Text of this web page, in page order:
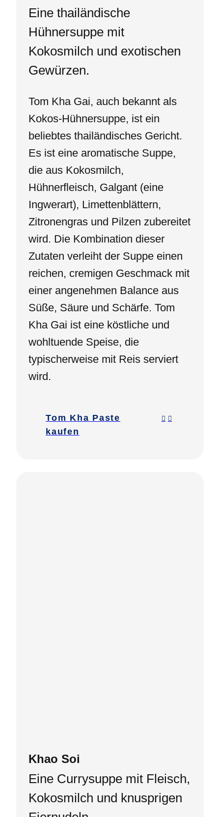
Eine thailändische
Hühnersuppe mit
Kokosmilch und exotischen
Gewürzen.
Tom Kha Gai, auch bekannt als
Kokos-Hühnersuppe, ist ein
beliebtes thailändisches Gericht.
Es ist eine aromatische Suppe,
die aus Kokosmilch,
Hühnerfleisch, Galgant (eine
Ingwerart), Limettenblättern,
Zitronengras und Pilzen zubereitet
wird. Die Kombination dieser
Zutaten verleiht der Suppe einen
reichen, cremigen Geschmack mit
einer angenehmen Balance aus
Süße, Säure und Schärfe. Tom
Kha Gai ist eine köstliche und
wohltuende Speise, die
typischerweise mit Reis serviert
wird.
Tom Kha Paste
kaufen
Khao Soi
Eine Currysuppe mit Fleisch,
Kokosmilch und knusprigen